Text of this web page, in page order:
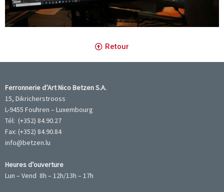
Retour
Ferronnerie d’Art Nico Betzen S.A.
15, Dikricherstrooss
L-9455 Fouhren – Luxembourg
Tél: (+352) 84.90.27
Fax: (+352) 84.90.84
info@betzen.lu
Heures d’ouverture
Lun – Vend 8h – 12h/13h – 17h